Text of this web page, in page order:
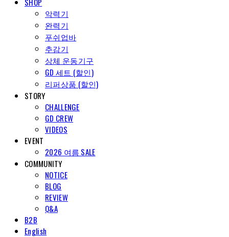
악력기
완력기
푸쉬업바
추감기
상체 운동기구
GD 세트 (할인)
리퍼상품 (할인)
STORY
CHALLENGE
GD CREW
VIDEOS
EVENT
2026 여름 SALE
COMMUNITY
NOTICE
BLOG
REVIEW
Q&A
B2B
English